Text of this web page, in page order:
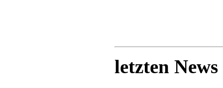
letzten News